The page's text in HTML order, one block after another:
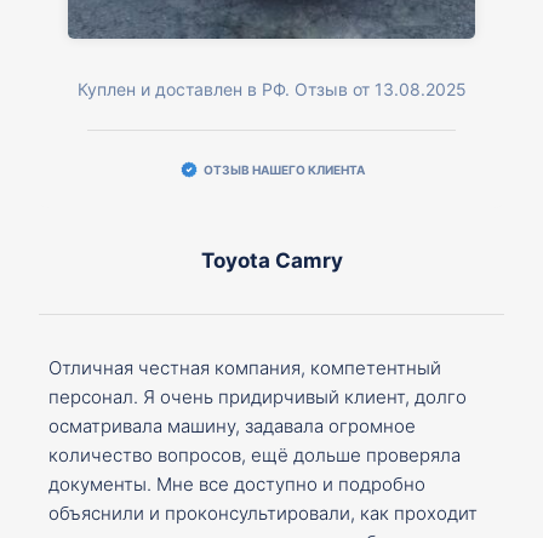
Куплен и доставлен в РФ. Отзыв от 13.08.2025
ОТЗЫВ НАШЕГО КЛИЕНТА
Toyota Camry
Отличная честная компания, компетентный
персонал. Я очень придирчивый клиент, долго
осматривала машину, задавала огромное
количество вопросов, ещё дольше проверяла
документы. Мне все доступно и подробно
объяснили и проконсультировали, как проходит